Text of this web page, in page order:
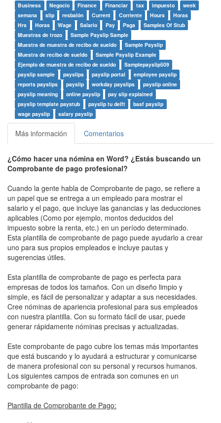
Business Negocio Finance Financiar tax impuesto
week
semana
slip resbalón Current Corriente Hours
Horas
Hrs
Horas Wage Salario Pay Paga
Samples Of Stub
Muestras de trozo
Sample Payslip Sample
Muestra de muestra de recibo de sueldo
Sample Payslip
Muestra de recibo de sueldo
Sample Payslip Example
Ejemplo de muestra de recibo de sueldo
Samplepayslip509
payslip sample
payslips payslip portal
employee payslip
reports payslips
payslip workday payslips
payslip online
payslip meaning
online payslip
pay slip explained
payslip template paystub
payslip tu delft
basf payslip
wage payslip
salary payslip
Más información Comentarios
¿Cómo hacer una nómina en Word? ¿Estás buscando un
Comprobante de pago profesional?
Cuando la gente habla de Comprobante de pago, se refiere a
un papel que se entrega a un empleado para mostrar el
salario y el pago, que incluye las ganancias y las deducciones
aplicables (Como por ejemplo, montos deducidos del
impuesto sobre la renta, etc.) en un período determinado.
Esta plantilla de comprobante de pago puede ayudarlo a crear
uno para sus propios empleados e incluye pautas y
sugerencias útiles.
Esta plantilla de comprobante de pago es perfecta para
empresas de todos los tamaños. Con un diseño limpio y
simple, es fácil de personalizar y adaptar a sus necesidades.
Cree nóminas de apariencia profesional para sus empleados
con nuestra plantilla. Con su formato fácil de usar, puede
generar rápidamente nóminas precisas y actualizadas.
Este comprobante de pago cubre los temas más importantes
que está buscando y lo ayudará a estructurar y comunicarse
de manera profesional con su personal y recursos humanos.
Los siguientes campos de entrada son comunes en un
comprobante de pago:
Plantilla de Comprobante de Pago: